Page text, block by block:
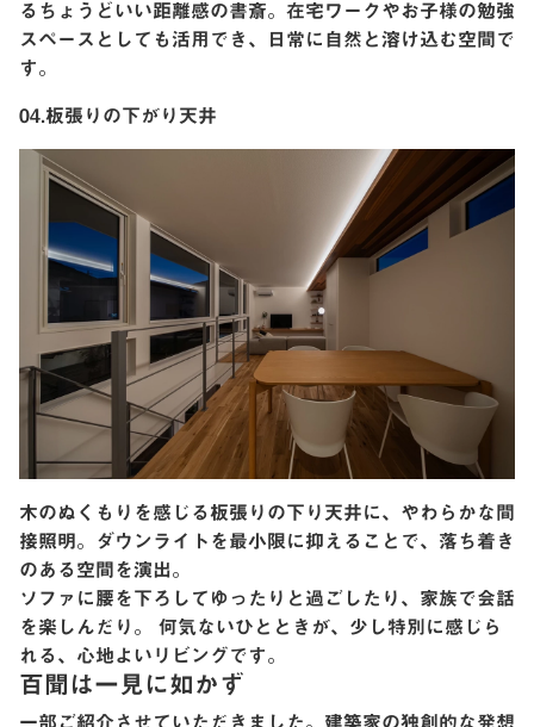
るちょうどいい距離感の書斎。在宅ワークやお子様の勉強
スペースとしても活用でき、日常に自然と溶け込む空間で
す。
04.板張りの下がり天井
木のぬくもりを感じる板張りの下り天井に、やわらかな間
接照明。ダウンライトを最小限に抑えることで、落ち着き
のある空間を演出。
ソファに腰を下ろしてゆったりと過ごしたり、家族で会話
を楽しんだり。 何気ないひとときが、少し特別に感じら
れる、心地よいリビングです。
百聞は一見に如かず
一部ご紹介させていただきました。建築家の独創的な発想